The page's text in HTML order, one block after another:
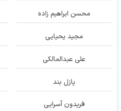
محسن ابراهیم زاده
مجید یحیایی
علی عبدالمالکی
پازل بند
فریدون آسرایی